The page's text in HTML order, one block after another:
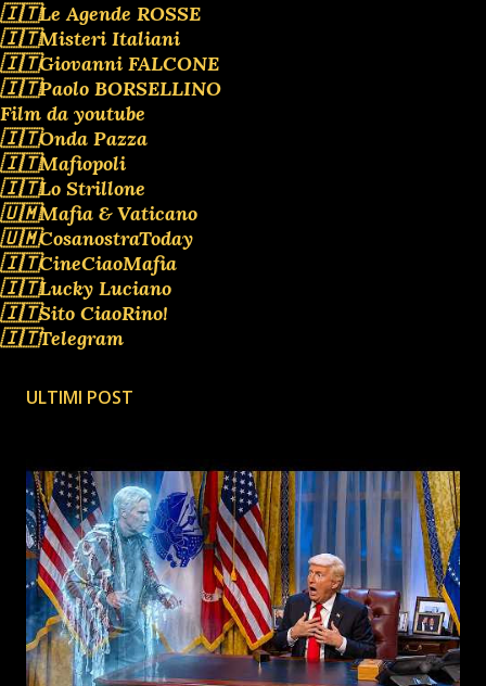
🇮🇹Le Agende ROSSE
🇮🇹Misteri Italiani
🇮🇹Giovanni FALCONE
🇮🇹Paolo BORSELLINO
Film da youtube
🇮🇹Onda Pazza
🇮🇹Mafiopoli
🇮🇹Lo Strillone
🇺🇲Mafia & Vaticano
🇺🇲CosanostraToday
🇮🇹CineCiaoMafia
🇮🇹Lucky Luciano
🇮🇹Sito CiaoRino!
🇮🇹Telegram
ULTIMI POST